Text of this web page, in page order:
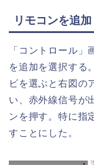
リモコンを追加
「コントロール
を追加を選択する
ビを選ぶと右図の
い、赤外線信号が
ンを押す。特に指
すことにした。